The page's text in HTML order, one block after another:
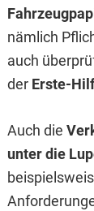
nämlich
auch
der Erste-
Auch die
unter die